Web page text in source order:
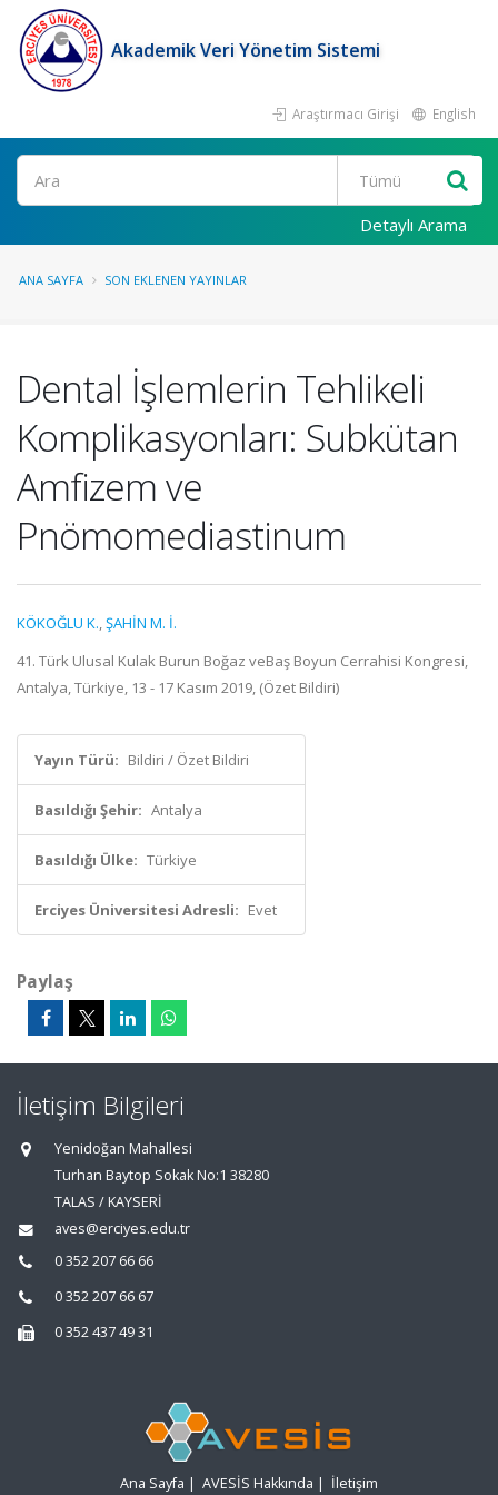
Akademik Veri Yönetim Sistemi
Araştırmacı Girişi English
Ara
Detaylı Arama
ANA SAYFA SON EKLENEN YAYINLAR
Dental İşlemlerin Tehlikeli
Komplikasyonları: Subkütan
Amfizem ve
Pnömomediastinum
KÖKOĞLU K.,ŞAHİN M. İ.
41. Türk Ulusal Kulak Burun Boğaz veBaş Boyun Cerrahisi Kongresi,
Antalya, Türkiye, 13 - 17 Kasım 2019, (Özet Bildiri)
Yayın Türü: Bildiri / Özet Bildiri
Basıldığı Şehir: Antalya
Basıldığı Ülke: Türkiye
Erciyes Üniversitesi Adresli: Evet
Paylaş
İletişim Bilgileri
Yenidoğan Mahallesi
Turhan Baytop Sokak No:1 38280
TALAS / KAYSERİ
aves@erciyes.edu.tr
0 352 207 66 66
0 352 207 66 67
0 352 437 49 31
Ana Sayfa | AVESİS Hakkında | İletişim